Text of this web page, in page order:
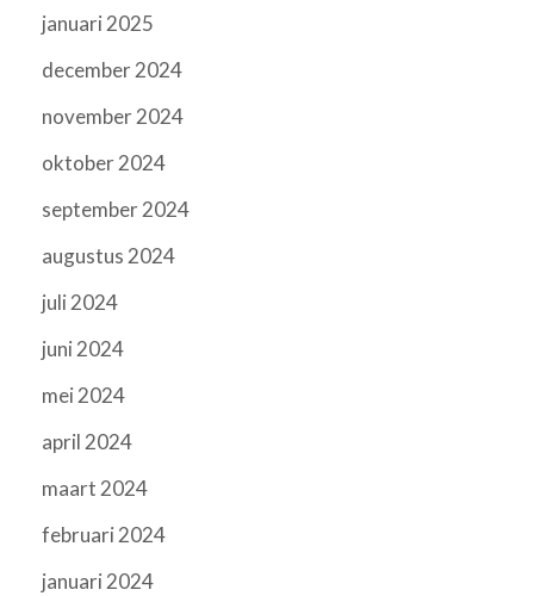
januari 2025
december 2024
november 2024
oktober 2024
september 2024
augustus 2024
juli 2024
juni 2024
mei 2024
april 2024
maart 2024
februari 2024
januari 2024